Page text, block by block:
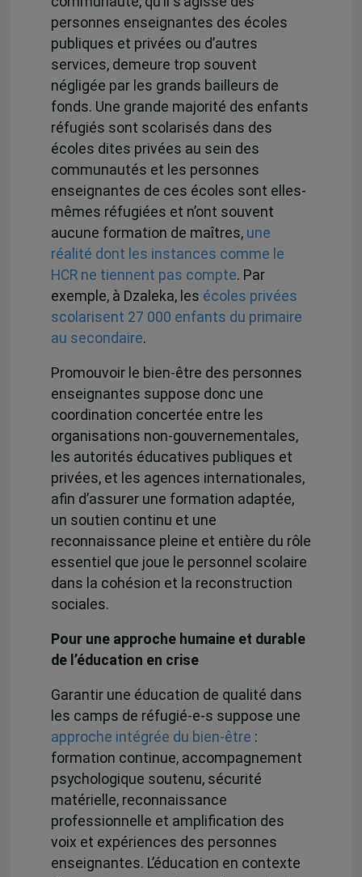
personnes enseignantes des écoles
publiques et privées ou d’autres
services, demeure trop souvent
négligée par les grands bailleurs de
fonds. Une grande majorité des enfants
réfugiés sont scolarisés dans des
écoles dites privées au sein des
communautés et les personnes
enseignantes de ces écoles sont elles-
mêmes réfugiées et n’ont souvent
aucune formation de maîtres, une
réalité dont les instances comme le
HCR ne tiennent pas compte. Par
exemple, à Dzaleka, les écoles privées
scolarisent 27 000 enfants du primaire
au secondaire.
Promouvoir le bien-être des personnes
enseignantes suppose donc une
coordination concertée entre les
organisations non-gouvernementales,
les autorités éducatives publiques et
privées, et les agences internationales,
afin d’assurer une formation adaptée,
un soutien continu et une
reconnaissance pleine et entière du rôle
essentiel que joue le personnel scolaire
dans la cohésion et la reconstruction
sociales.
Pour une approche humaine et durable
de l’éducation en crise
Garantir une éducation de qualité dans
les camps de réfugié-e-s suppose une
approche intégrée du bien-être :
formation continue, accompagnement
psychologique soutenu, sécurité
matérielle, reconnaissance
professionnelle et amplification des
voix et expériences des personnes
enseignantes. L’éducation en contexte